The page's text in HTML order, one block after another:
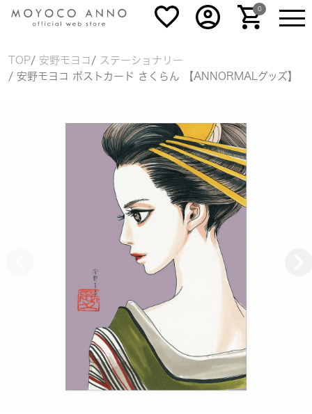
0
TOP 安野モヨコ
ステーショナリー
安野モヨコ ポストカード さくらん 【ANNORMALグッズ】